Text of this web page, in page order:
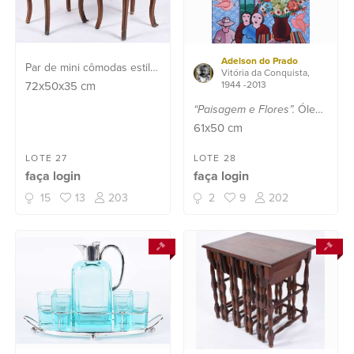
Par de mini cômodas estilo
francês, tampo de mármore
72x50x35 cm
LOTE 27
faça login
15 13 203
Adelson do Prado
Vitória da Conquista,
1944 -2013
“Paisagem e Flores”. Óleo
sobre tela - datado 1984.
61x50cm
LOTE 28
faça login
2 9 202